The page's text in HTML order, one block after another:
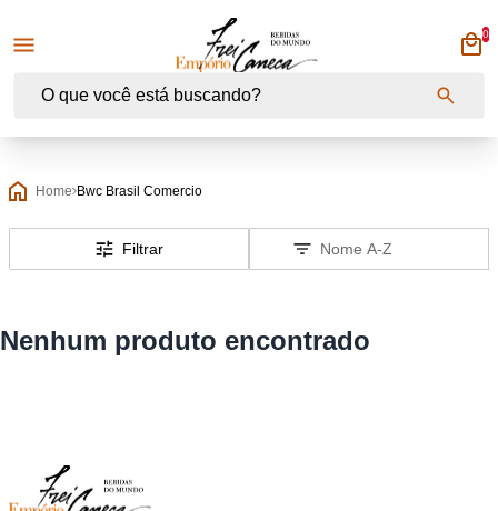
Empório Frei Caneca
0
Home Bwc Brasil Comercio
Filtrar
Nenhum produto encontrado